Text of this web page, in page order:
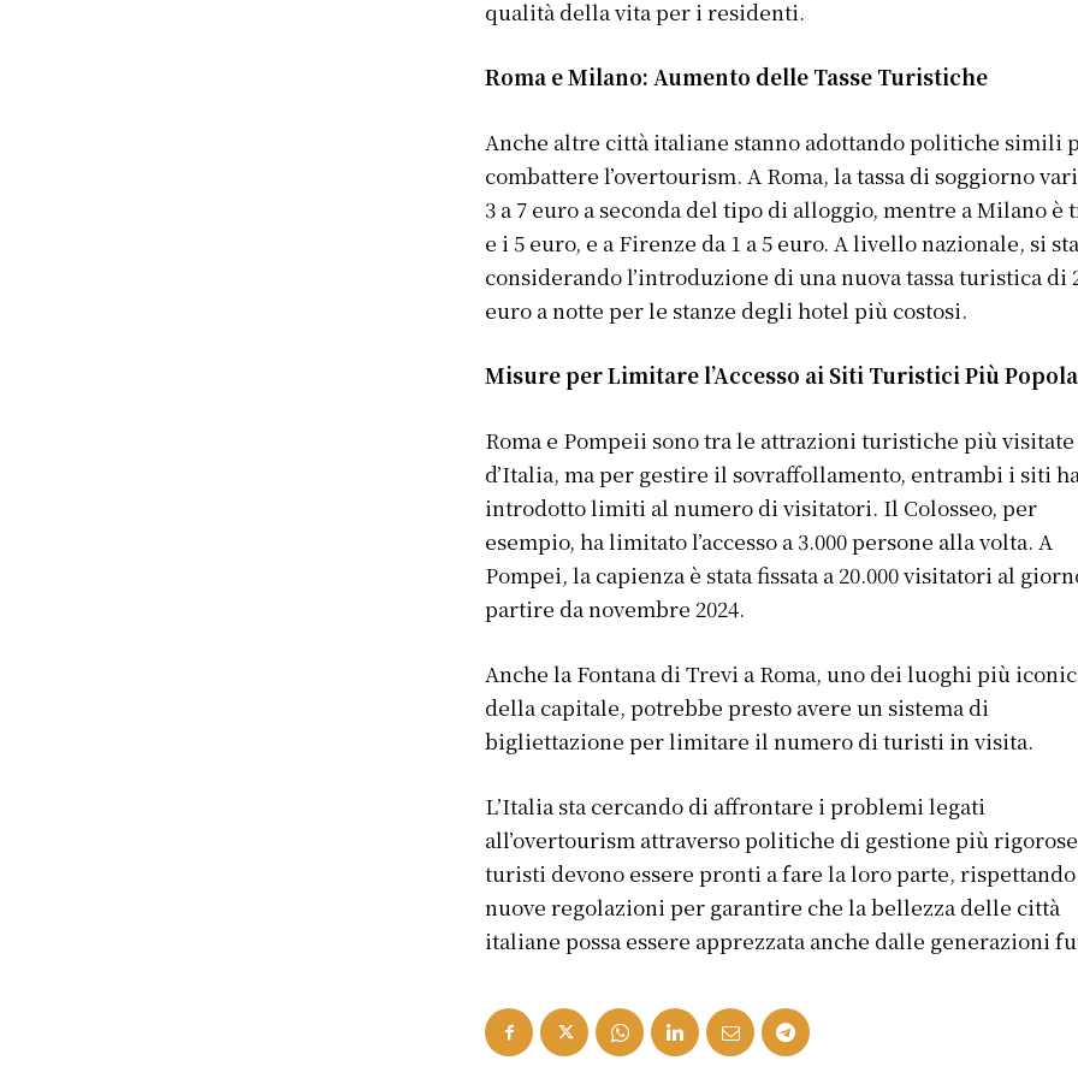
qualità della vita per i residenti.
Roma e Milano: Aumento delle Tasse Turistiche
Anche altre città italiane stanno adottando politiche simili
combattere l’overtourism. A Roma, la tassa di soggiorno
3 a 7 euro a seconda del tipo di alloggio, mentre a Milano è
e i 5 euro, e a Firenze da 1 a 5 euro. A livello nazionale, si sta
considerando l’introduzione di una nuova tassa turistica di
euro a notte per le stanze degli hotel più costosi.
Misure per Limitare l’Accesso ai Siti Turistici Più
Roma e Pompeii sono tra le attrazioni turistiche più visitate
d’Italia, ma per gestire il sovraffollamento, entrambi i siti
introdotto limiti al numero di visitatori. Il Colosseo, per
esempio, ha limitato l’accesso a 3.000 persone alla volta. A
Pompei, la capienza è stata fissata a 20.000 visitatori al
partire da novembre 2024.
Anche la Fontana di Trevi a Roma, uno dei luoghi più
della capitale, potrebbe presto avere un sistema di
bigliettazione per limitare il numero di turisti in visita.
L’Italia sta cercando di affrontare i problemi legati
all’overtourism attraverso politiche di gestione più
turisti devono essere pronti a fare la loro parte,
nuove regolazioni per garantire che la bellezza delle città
italiane possa essere apprezzata anche dalle generazioni